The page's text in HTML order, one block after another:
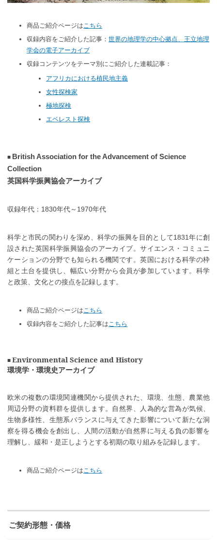
商品ご紹介ページはこちら
収録内容をご紹介した記事： 世界の地理学の中心拠点、王立地理
学会の電子アーカイブ
収録コンテンツをテーマ別にご紹介した連載記事：
アフリカにおける植民地主義
女性探検家
極地探検
エベレスト探検
British Association for the Advancement of Science
Collection
英国科学振興協会アーカイブ
収録年代：1830年代～1970年代
科学と市民の関わりを深め、科学の振興を目的として1831年に創
設された英国科学振興協会のアーカイブ。サイエンス・コミュニ
ケーションの分野でも知られる機関です。英国における科学の枠
組と土台を提供し、幅広い分野から会員が参加しています。科学
と政策、文化との接点を記録します。
商品ご紹介ページは こちら
収録内容をご紹介した記事は こちら
Environmental Science and History
環境学・環境史アーカイブ
欧米の複数の環境関連機関から提供された、環境、生態、農業他
周辺分野の資料群を提供します。自然界、人為的な営為が気候、
生物多様性、生態系バランスに与えてきた影響について新たな洞
察を得る機会を創出し、人間の活動が自然界に与える負の影響を
理解し、緩和・是正しようとする初期の取り組みを記録します。
商品ご紹介ページはこちら
ご契約形態・価格